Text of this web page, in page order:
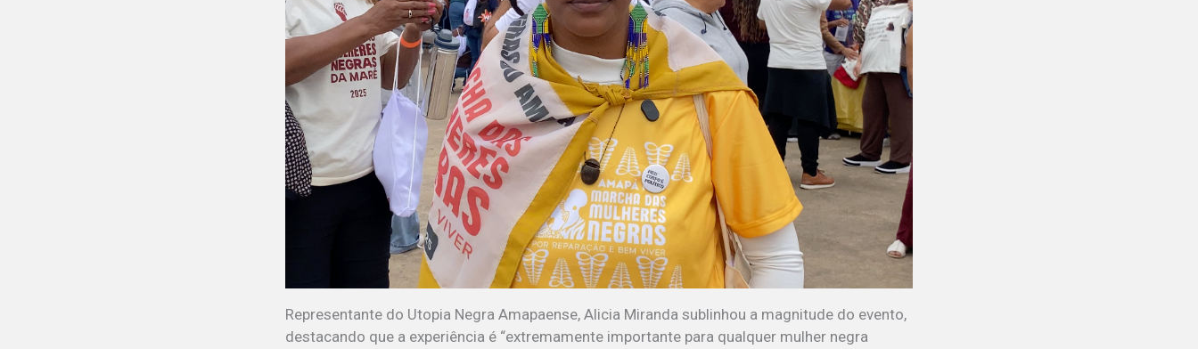
Representante do Utopia Negra Amapaense, Alicia Miranda sublinhou a magnitude do evento,
destacando que a experiência é “extremamente importante para qualquer mulher negra